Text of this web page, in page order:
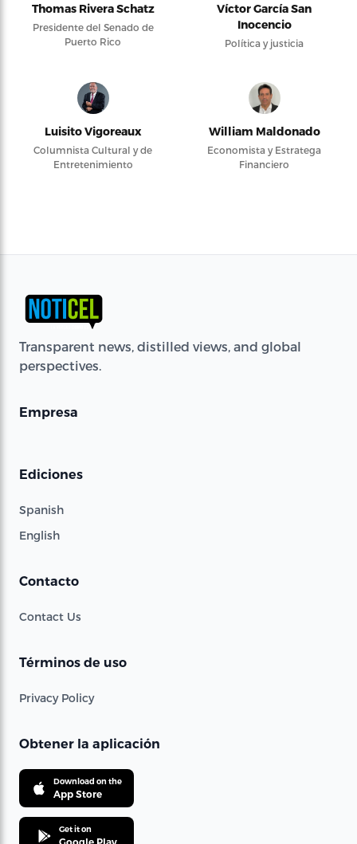
Thomas Rivera Schatz
Presidente del Senado de
Puerto Rico
Víctor García San
Inocencio
Política y justicia
Luisito Vigoreaux
Columnista Cultural y de
Entretenimiento
William Maldonado
Economista y Estratega
Financiero
Transparent news, distilled views, and global
perspectives.
Empresa
Ediciones
Spanish
English
Contacto
Contact Us
Términos de uso
Privacy Policy
Obtener la aplicación
Download on the
App Store
Get it on